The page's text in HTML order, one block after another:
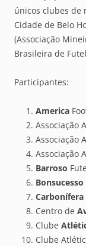
únicos clubes de
Cidade de Belo
(Associação
Brasileira de
Participantes:
America
Associação
Associação
Associação
Barroso
Bonsucesso
Carbonífera
Centro de
Clube
Clube